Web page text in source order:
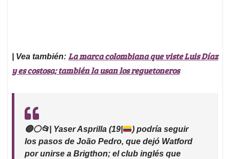
| Vea también: La marca colombiana que viste Luis Díaz
y es costosa; también la usan los reguetoneros
🔵⚪️📂 | Yaser Asprilla (19|
) podría seguir
los pasos de João Pedro, que dejó Watford
por unirse a Brigthon; el club inglés que